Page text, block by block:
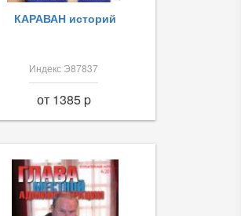
КАРАВАН историй
Индекс Э87837
от 1385 p